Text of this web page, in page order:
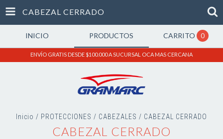
CABEZAL CERRADO
INICIO PRODUCTOS CARRITO 0
ENVÍO GRATIS DESDE $100.000 A SUCURSAL OCA MAS CERCANA
Inicio / PROTECCIONES / CABEZALES / CABEZAL CERRADO
CABEZAL CERRADO